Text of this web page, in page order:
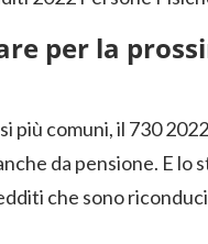
per la
più comuni, il 730
da pensione. E lo
che sono